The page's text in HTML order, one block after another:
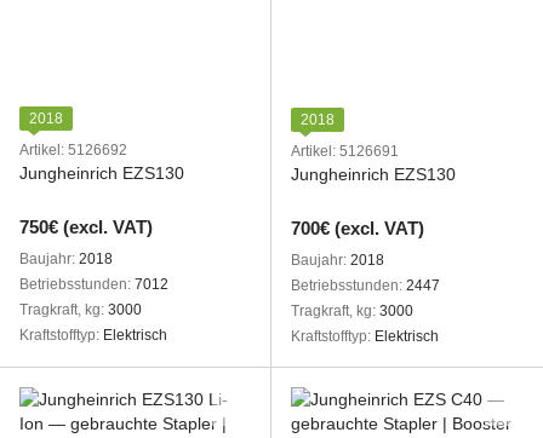
2018
Artikel: 5126692
Jungheinrich EZS130
750€ (excl. VAT)
Baujahr 2018
Betriebsstunden 7012
Tragkraft, kg 3000
Kraftstofftyp
Elektrisch
2018
Artikel: 5126691
Jungheinrich EZS130
700€ (excl. VAT)
Baujahr 2018
Betriebsstunden 2447
Tragkraft, kg 3000
Kraftstofftyp
Elektrisch